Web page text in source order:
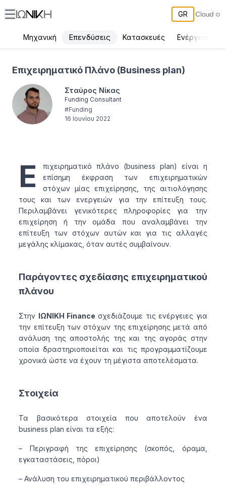
GR
Μηχανική Επενδύσεις Κατασκευές Ενέργεια
Επιχειρηματικό Πλάνο (Business plan)
Σταύρος Νίκας
Funding Consultant
#Funding
16 Ιουνίου 2022
Ε
πιχειρηματικό πλάνο (business plan) είναι η
επίσημη έκφραση των επιχειρηματικών
στόχων μίας επιχείρησης, της αιτιολόγησης
τους και των ενεργειών για την επίτευξη τους.
Περιλαμβάνει γενικότερες πληροφορίες για την
επιχείρηση ή την ομάδα που αναλαμβάνει την
επίτευξη των στόχων αυτών και για τις αλλαγές
μεγάλης κλίμακας, όταν αυτές συμβαίνουν.
Παράγοντες σχεδίασης επιχειρηματικού
πλάνου
Στην ΙΩΝΙΚΗ Finance σχεδιάζουμε τις ενέργειες για
την επίτευξη των στόχων της επιχείρησης μετά από
ανάλυση της αποστολής της και της αγοράς στην
οποία δραστηριοποιείται και τις προγραμματίζουμε
χρονικά ώστε να έχουν τη μέγιστα αποτελέσματα.
Στοιχεία
Τα βασικότερα στοιχεία που αποτελούν ένα
business plan είναι τα εξής:
– Περιγραφή της επιχείρησης (σκοπός, όραμα,
εγκαταστάσεις, πόροι)
– Ανάλυση του επιχειρηματικού περιβάλλοντος